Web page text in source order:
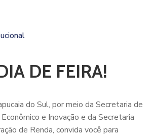
DE FEIRA!
do Sul, por meio da Secretaria de
e Inovação e da Secretaria
de Renda, convida você para